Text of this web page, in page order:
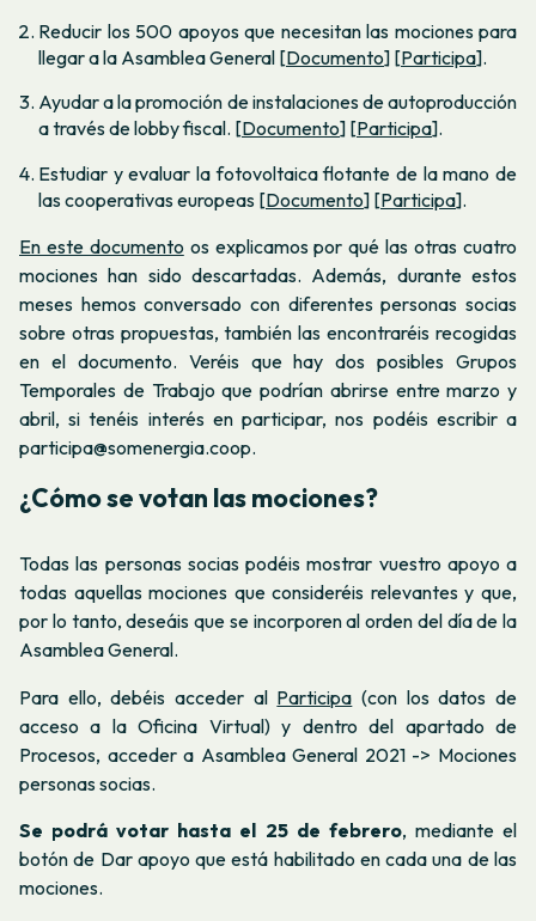
Reducir los 500 apoyos que necesitan las mociones para
llegar a la Asamblea General [Documento] [Participa].
Ayudar a la promoción de instalaciones de autoproducción
a través de lobby fiscal. [Documento] [Participa].
Estudiar y evaluar lafotovoltaica flotante de la mano de
las cooperativas europeas [Documento] [Participa].
En este documento os explicamos por qué las otras cuatro
mociones han sido descartadas. Además, durante estos
meses hemos conversado con diferentes personas socias
sobre otras propuestas, también las encontraréis recogidas
en el documento. Veréis que hay dos posibles Grupos
Temporales de Trabajo que podrían abrirse entre marzo y
abril, si tenéis interés en participar, nos podéis escribir a
participa@somenergia.coop.
¿Cómo se votan las mociones?
Todas las personas socias podéis mostrar vuestro apoyo a
todas aquellas mociones que consideréis relevantes y que,
por lo tanto, deseáis que se incorporen al orden del día de la
Asamblea General.
Para ello, debéis acceder al Participa (con los datos de
acceso a la Oficina Virtual) y dentro del apartado de
Procesos, acceder a Asamblea General 2021 -> Mociones
personas socias.
Se podrá votar hasta el 25 de febrero, mediante el
botón de Dar apoyo que está habilitado en cada una de las
mociones.